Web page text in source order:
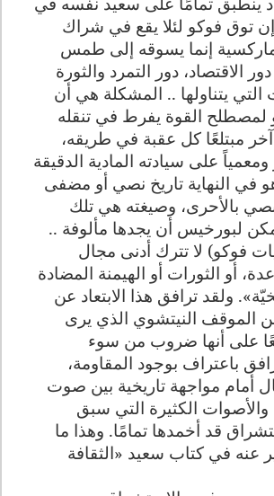
توق فوكو لئلا يقع في شراك
إنما يسوقه إلى طمس
الاقتصاد، دور التمرد والثورة
يتناولها .. المشكلة هي أن
لمصطلح القوة يفرط في تنقله
مبتلعًا كل عقبة في طريقه،
على سيادته المادية الدقيقة
في النهاية تاريخ نصي أو مضفى
بالأحرى، وصيغته هي تلك
لبورخيس أن يجدها مألوفة ..
فوكو) لا تترك أدنى مجال
أو الثورات أو الهيمنة المضادة
ولقد ترافق هذا الابتعاد عن
الموقف النيتشوي الذي يرى
على أنها ضروب من سوء
باعتراف بوجود المقاومة،
أمام مواجهة تاريخية بين صوت
الكثيرة التي سبق
قد أخمدها تمامًا. وهذا ما
عنه في كتاب سعيد «الثقافة